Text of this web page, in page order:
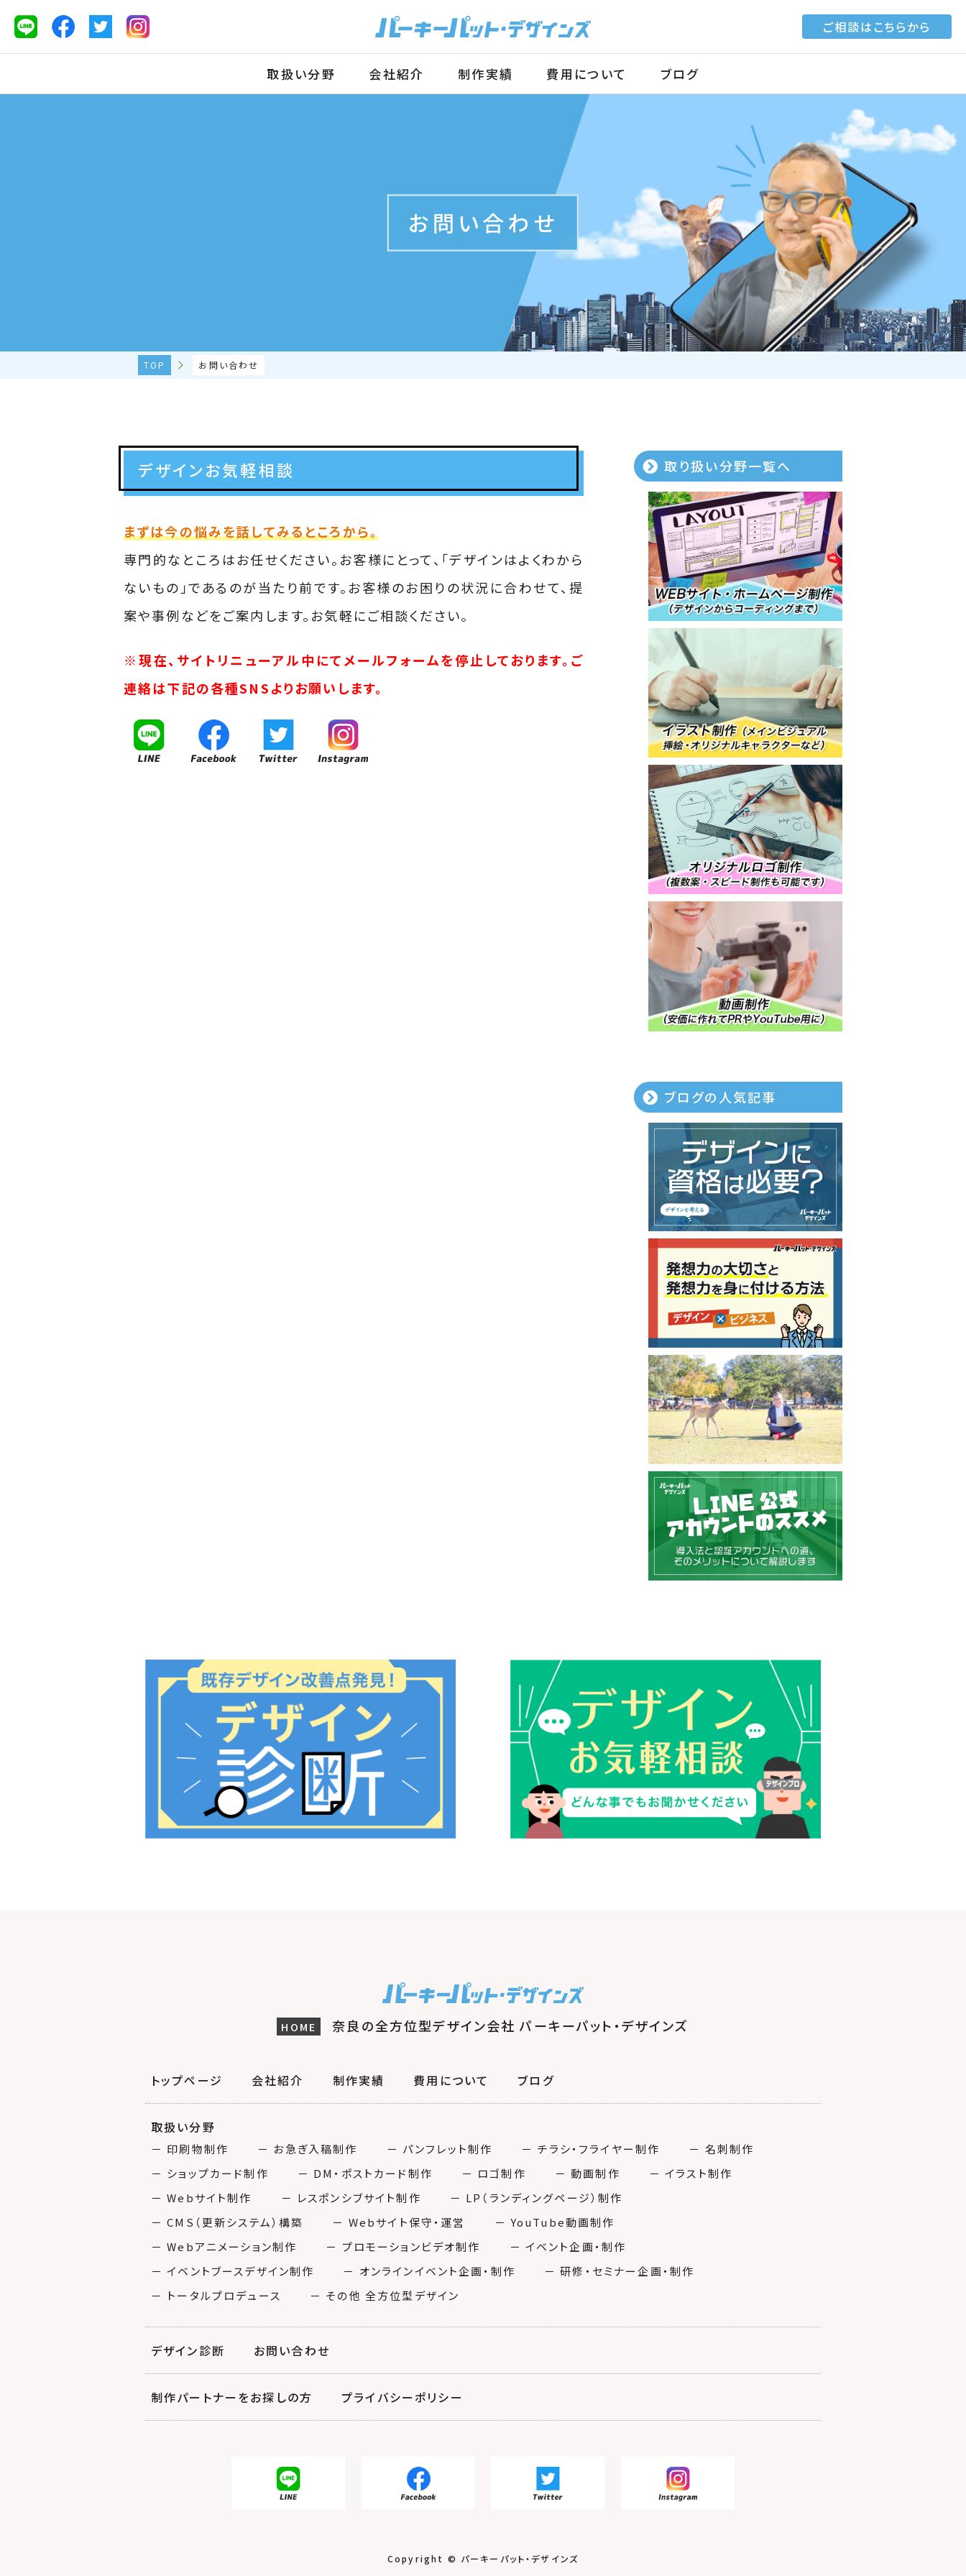
ご相談はこちらから
取扱い分野 会社紹介 制作実績 費用について ブログ
お問い合わせ
TOP お問い合わせ
デザインお気軽相談
まずは今の悩みを話してみるところから。
専門的なところはお任せください。お客様にとって、「デザインはよくわから
ないもの」であるのが当たり前です。お客様のお困りの状況に合わせて、提
案や事例などをご案内します。お気軽にご相談ください。
※現在、サイトリニューアル中にてメールフォームを停止しております。ご
連絡は下記の各種SNSよりお願いします。
取り扱い分野一覧へ
ブログの人気記事
HOME 奈良の全方位型デザイン会社 パーキーパット・デザインズ
トップページ 会社紹介 制作実績 費用について ブログ
取扱い分野
－ 印刷物制作 － お急ぎ入稿制作 － パンフレット制作 － チラシ・フライヤー制作
－ 名刺制作
－ ショップカード制作
－ DM・ポストカード制作 － ロゴ制作 － 動画制作
－ イラスト制作
－ Webサイト制作
－ レスポンシブサイト制作
－ LP（ランディングページ）制作
－ CMS（更新システム）構築
－ Webサイト保守・運営
－ YouTube動画制作
－ Webアニメーション制作
－ プロモーションビデオ制作
－ イベント企画・制作
－ イベントブースデザイン制作
－ オンラインイベント企画・制作
－ 研修・セミナー企画・制作
－ トータルプロデュース
－ その他 全方位型デザイン
デザイン診断 お問い合わせ
制作パートナーをお探しの方 プライバシーポリシー
Copyright © パーキーパット・デザインズ